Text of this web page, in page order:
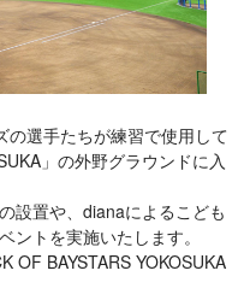
の選手たちが練習で使用して
」の外野グラウンドに入
設置や、dianaによるこども
ントを実施いたします。
OF BAYSTARS YOKOSUKA